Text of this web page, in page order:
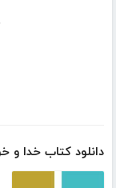
دانلود کتاب خدا و